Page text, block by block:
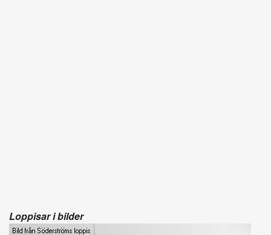
Loppisar i bilder